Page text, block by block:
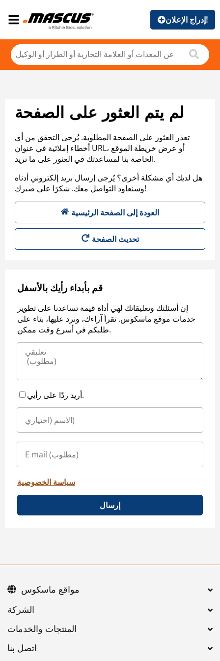
إدراج الإعلان!
لم يتم العثور على الصفحة
تعذر العثور على الصفحة المطلوبة. يُرجى التحقق من أي
أخطاء إملائية في عنوان URL، أو عرض خريطة الموقع
الخاصة بنا لمساعدتك في العثور على ما تريد.
هل لديك أي مشكلة أخرى؟ يُرجى إرسال بريد إلكتروني أدناه
وسنعاود التواصل معك. شكرًا على صبرك!
العودة إلى الصفحة الرئيسية
تحديث الصفحة
قم بأبداء رأيك بالأسفل
إن أسئلتك وتعليقاتك لهي أداة قيمة تساعدنا على تطوير
خدمات موقع ماسكوس. نقرأ آراءك، ونرد عليها، بناء على
طلبكم في أسرع وقت ممكن.
أريد ردًا على رأيي.
سياسة الخصوصية
إرسال
اتصل بنا
مواقع ماسكوس